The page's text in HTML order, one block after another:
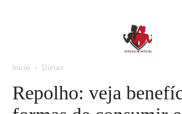
Início Dietas
Repolho: veja